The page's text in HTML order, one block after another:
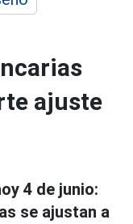
ajuste
4 de junio:
se ajustan a